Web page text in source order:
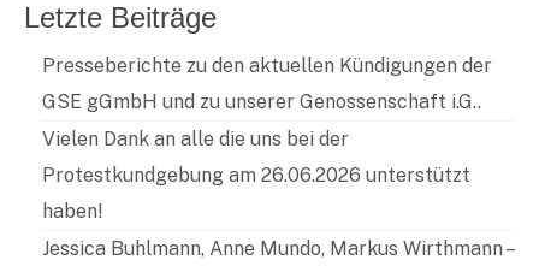
Letzte Beiträge
Presseberichte zu den aktuellen Kündigungen der
GSE gGmbH und zu unserer Genossenschaft i.G..
Vielen Dank an alle die uns bei der
Protestkundgebung am 26.06.2026 unterstützt
haben!
Jessica Buhlmann, Anne Mundo, Markus Wirthmann –